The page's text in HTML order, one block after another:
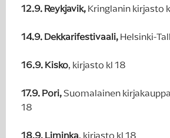
12.9. Reykjavik,Kringlanin kirjasto
14.9. Dekkarifestivaali,Helsinki-
16.9. Kisko, kirjasto kl 18
17.9. Pori,Suomalainen
18
18.9. Liminka, kirjasto kl 18